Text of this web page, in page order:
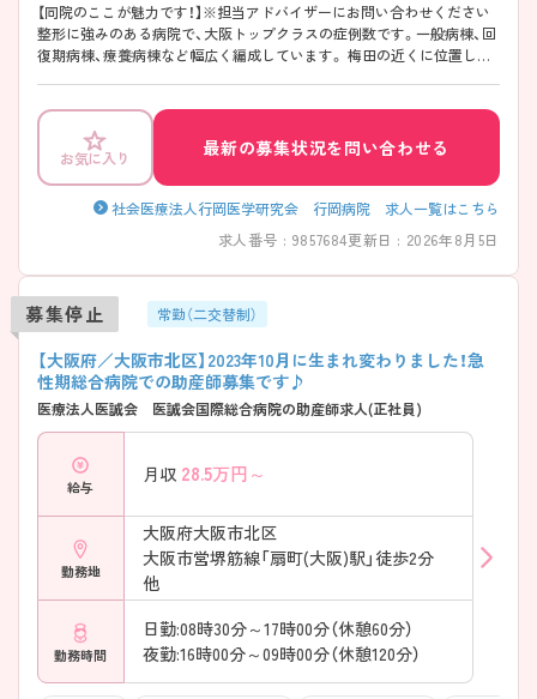
【同院のここが魅力です！】※担当アドバイザーにお問い合わせください
整形に強みのある病院で、大阪トップクラスの症例数です。一般病棟、回
復期病棟、療養病棟など幅広く編成しています。 梅田の近くに位置して
お気に入り 最新の募集状況を問い合わせる
社会医療法人行岡医学研究会 行岡病院 求人一覧はこちら
求人番号 : 9857684更新日 : 2026年8月5日
募集停止 常勤（二交替制）
【大阪府／大阪市北区】2023年10月に生まれ変わりました！急
性期総合病院での助産師募集です♪
医療法人医誠会 医誠会国際総合病院の助産師求人(正社員)
給与
月収 28.5万円～
勤務地
大阪府大阪市北区
大阪市営堺筋線「扇町(大阪)駅」徒歩2分
他
勤務時間
日勤:08時30分～17時00分（休憩60分）
夜勤:16時00分～09時00分（休憩120分）